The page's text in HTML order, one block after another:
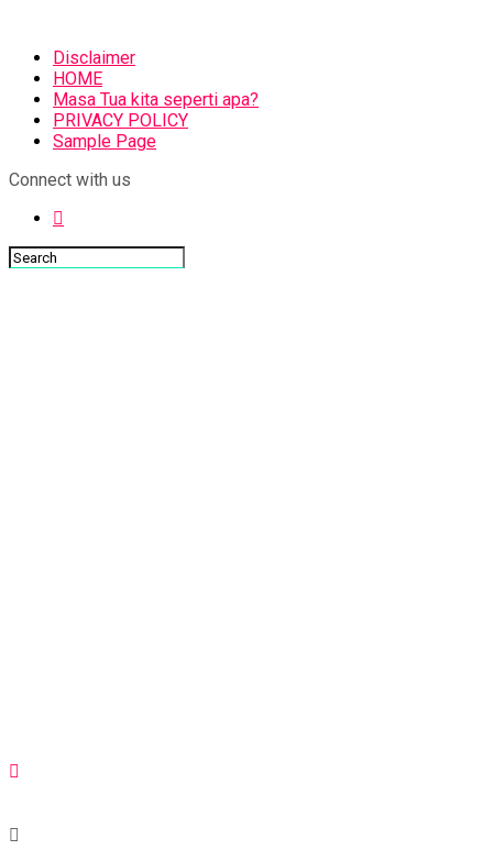
Disclaimer
HOME
Masa Tua kita seperti apa?
PRIVACY POLICY
Sample Page
Connect with us